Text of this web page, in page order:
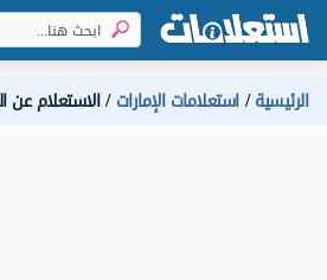
الرئيسية استعلامات الإمارات الاستعلام عن